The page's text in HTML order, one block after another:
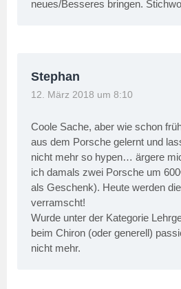
neues/Besseres bringen.
Stephan
12. März 2018 um 8:10
Coole Sache, aber wie schon
aus dem Porsche gelernt und
nicht mehr so hypen… ärgere
ich damals zwei Porsche um
als Geschenk). Heute werden
verramscht!
Wurde unter der Kategorie
beim Chiron (oder generell)
nicht mehr.